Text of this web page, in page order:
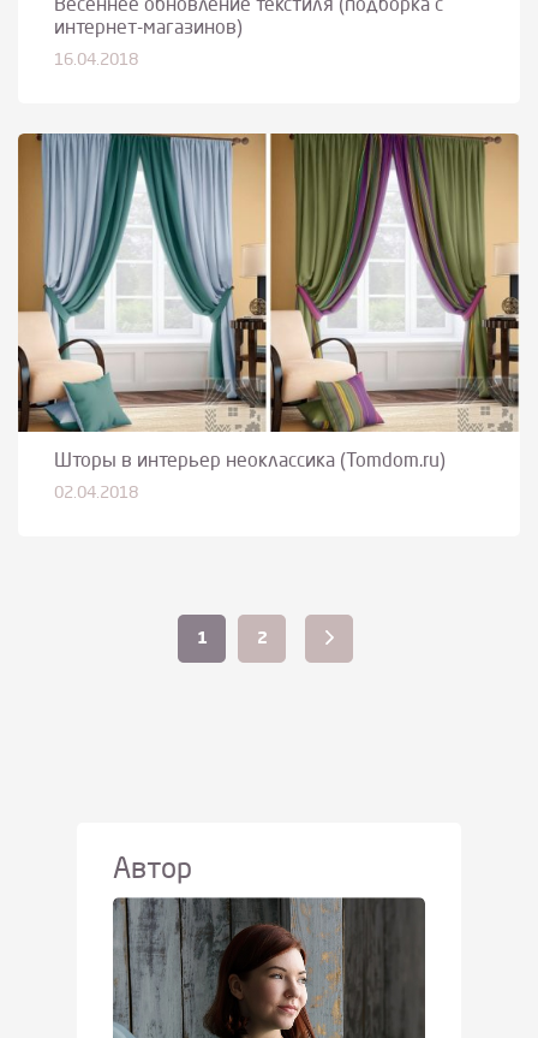
Весеннее обновление текстиля (подборка с
интернет-магазинов)
16.04.2018
Шторы в интерьер неоклассика (Tomdom.ru)
02.04.2018
1 2
Автор